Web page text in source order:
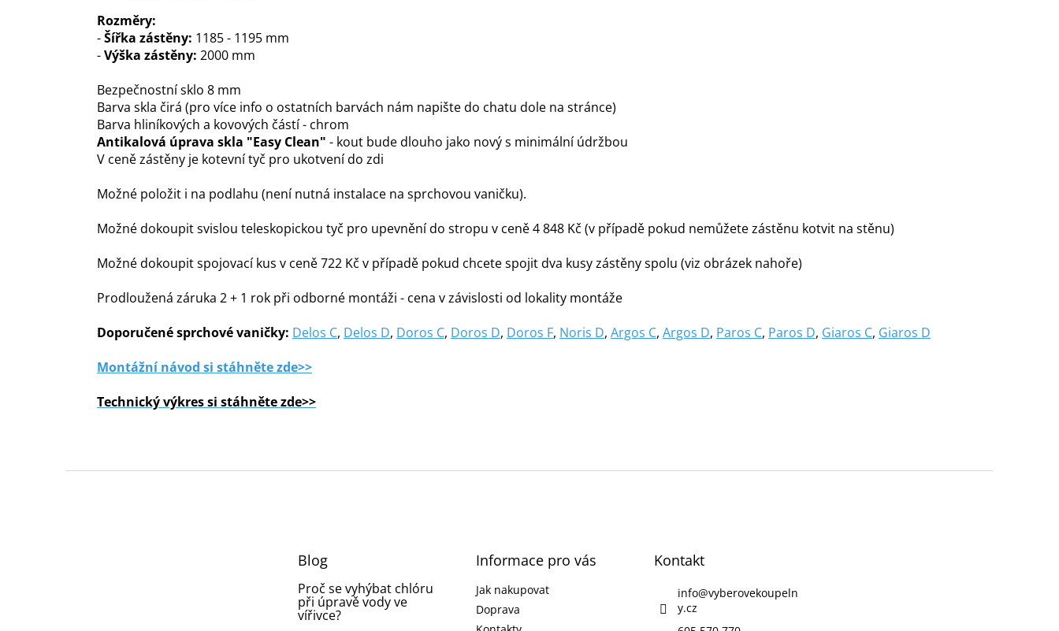
Rozměry:
-Šířka zástěny: 1185 - 1195 mm
-Výška zástěny: 2000 mm
Bezpečnostní sklo 8 mm
Barva skla čirá (pro více info o ostatních barvách nám napište do chatu dole na stránce)
Barva hliníkových a kovových částí - chrom
Antikalová úprava skla "Easy Clean" - kout bude dlouho jako nový s minimální údržbou
V ceně zástěny je kotevní tyč pro ukotvení do zdi
Možné položit i na podlahu (není nutná instalace na sprchovou vaničku).
Možné dokoupit svislou teleskopickou tyč pro upevnění do stropu v ceně 4 848 Kč (v případě pokud nemůžete zástěnu kotvit na stěnu)
Možné dokoupit spojovací kus v ceně 722 Kč v případě pokud chcete spojit dva kusy zástěny spolu (viz obrázek nahoře)
Prodloužená záruka 2 + 1 rok při odborné montáži - cena v závislosti od lokality montáže
Doporučené sprchové vaničky: Delos C, Delos D, Doros C, Doros D, Doros F, Noris D, Argos C, Argos D, Paros C, Paros D, Giaros C, Giaros D
Montážní návod si stáhněte zde>>
Technický výkres si stáhněte zde>>
Blog
Proč se vyhýbat chlóru
při úpravě vody ve
vířivce?
Informace pro vás
Jak nakupovat
Doprava
Kontakt
info@vyberovekoupeln
y.cz